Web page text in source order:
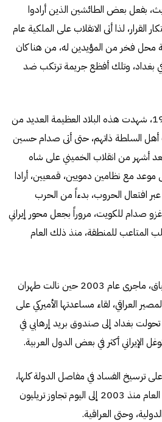
بفعل بعض الطائشين الذين أرادوا
لذا أتى الانقلاب على الملكية عام
محل فخر من المؤيدين له، من هنا كان
وتلك أفظع جريمة ترتكب ضد
منذ 14 يوليو (تموز) عام 1958، شهدت هذه البلاد العظيمة العديد من
أهل السلطة ذاتهم، حتى أتى صدام حسين
أي بعد أشهر من انقلاب الخميني على شاه
موعد مع نظامين دمويين، قمعيين، أرادا
افتعال الحروب، بدءاً من الحرب
غزو صدام للكويت، مروراً بجعل محور إيراني
المتاعب للمنطقة، منذ ذلك العام
إن المحطة الأهم في هذا السياق، ماجرى عام 2003 حين نالت طهران
العراقي، لقاء مساعدتها الأميركي على
بغداد إلى صندوق بريد إرهابي في
الإيراني أكثر في بعض الدول العربية.
ترسيخ الفساد في مفاصل الدولة كلها،
إلى حد أن المنهوب من المال العام منذ 2003 إلى اليوم تجاوز تريليون
وحتى العراقية.